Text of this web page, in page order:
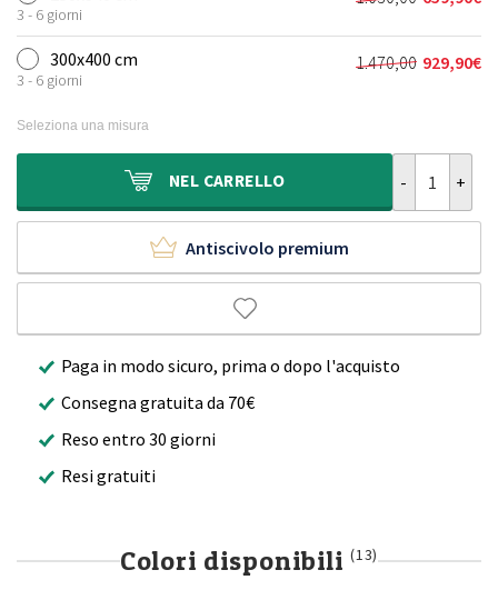
era:
720,00€.
è:
459,90€.
3 - 6 giorni Il
prezzo
originale
era:
Il
prezzo
attuale
è:
300x400 cm
3 - 6 giorni
1.470,00
Il
1.470,00€.
929,90€
Il
929,90€.
Seleziona una misura
NEL CARRELLO
Antiscivolo premium
Paga in modo sicuro, prima o dopo l'acquisto
Consegna gratuita da 70€
Reso entro 30 giorni
Resi gratuiti
Colori disponibili (13)